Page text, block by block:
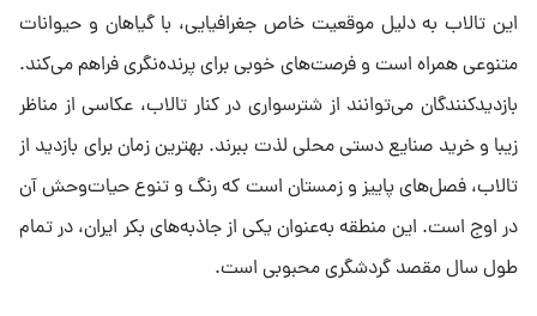
این تالاب به دلیل موقعیت خاص جغرافیایی، با گیاهان و حیوانات
متنوعی همراه است و فرصت‌های خوبی برای پرنده‌نگری فراهم می‌کند.
بازدیدکنندگان می‌توانند از شترسواری در کنار تالاب، عکاسی از مناظر
زیبا و خرید صنایع دستی محلی لذت ببرند. بهترین زمان برای بازدید از
تالاب، فصل‌های پاییز و زمستان است که رنگ و تنوع حیات‌وحش آن
در اوج است. این منطقه به‌عنوان یکی از جاذبه‌های بکر ایران، در تمام
طول سال مقصد گردشگری محبوبی است.